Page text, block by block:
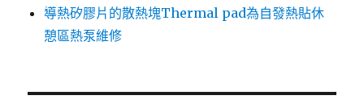
導熱矽膠片的散熱塊Thermal pad為自發熱貼休
憩區熱泵維修